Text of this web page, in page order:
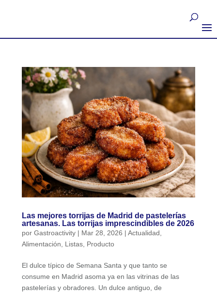
Las mejores torrijas de Madrid de pastelerías
artesanas. Las torrijas imprescindibles de 2026
por Gastroactivity| Mar 28, 2026 | Actualidad
Alimentación
Listas, Producto
El dulce típico de Semana Santa y que tanto se
consume en Madrid asoma ya en las vitrinas de las
pastelerías y obradores. Un dulce antiguo, de